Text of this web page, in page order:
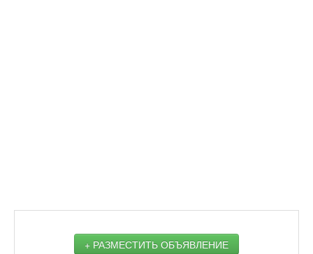
+ РАЗМЕСТИТЬ ОБЪЯВЛЕНИЕ